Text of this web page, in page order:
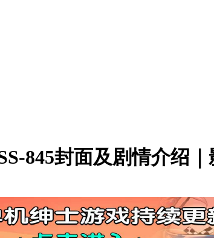
845封面及剧情介绍